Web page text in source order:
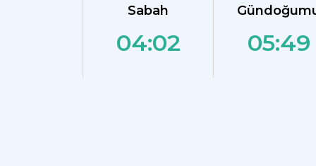
Sabah
04:02 05:49